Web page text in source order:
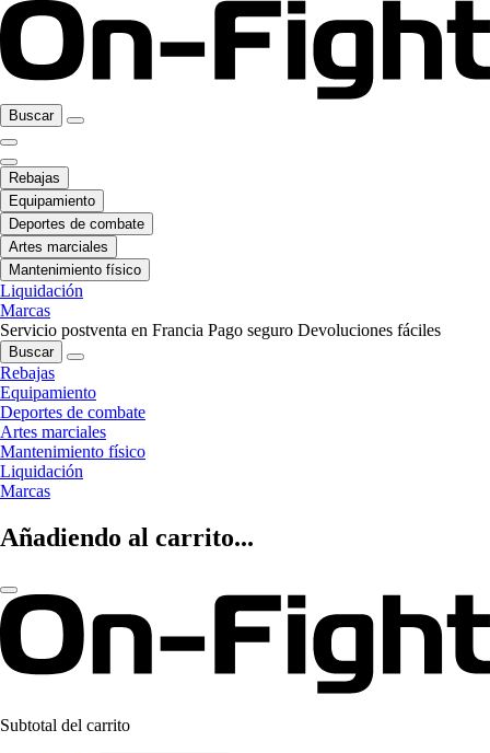
Buscar
Rebajas
Equipamiento
Deportes de combate
Artes marciales
Mantenimiento físico
Liquidación
Marcas
Servicio postventa en Francia Pago seguro Devoluciones fáciles
Buscar
Rebajas
Equipamiento
Deportes de combate
Artes marciales
Mantenimiento físico
Liquidación
Marcas
Añadiendo al carrito...
Subtotal del carrito